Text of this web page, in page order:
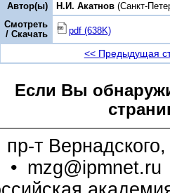
Автор(ы) Н.И. Акатнов (Санкт-
Смотреть
/ Скачать
pdf (638K)
<< Предыдущая
Если Вы
т
• mzg@ipmnet.ru